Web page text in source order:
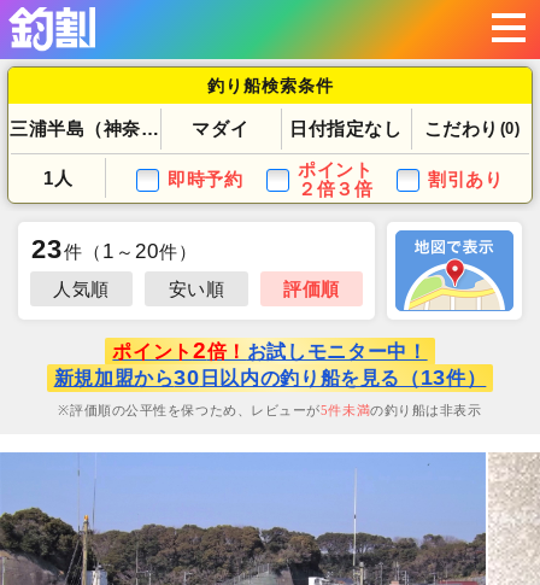
釣り船検索条件
三浦半島（神奈川県） マダイ 日付指定なし こだわり (0)
1人 即時予約
ポイント
２倍３倍
割引あり
23件 （ 1 ～ 20件）
人気順
安い順 評価順
ポイント 2倍！ お試しモニター中！
新規加盟から30 日以内の釣り船を見る（13件）
評価順の公平性を保つため、レビューが5件未満の釣り船は非表示